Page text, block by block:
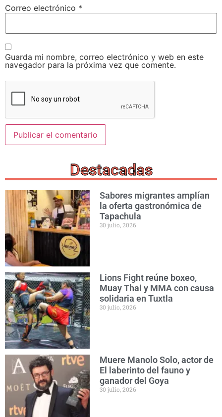
Correo electrónico *
Guarda mi nombre, correo electrónico y web en este
navegador para la próxima vez que comente.
Destacadas
Sabores migrantes amplían
la oferta gastronómica de
Tapachula
30 julio, 2026
Lions Fight reúne boxeo,
Muay Thai y MMA con causa
solidaria en Tuxtla
30 julio, 2026
Muere Manolo Solo, actor de
El laberinto del fauno y
ganador del Goya
30 julio, 2026